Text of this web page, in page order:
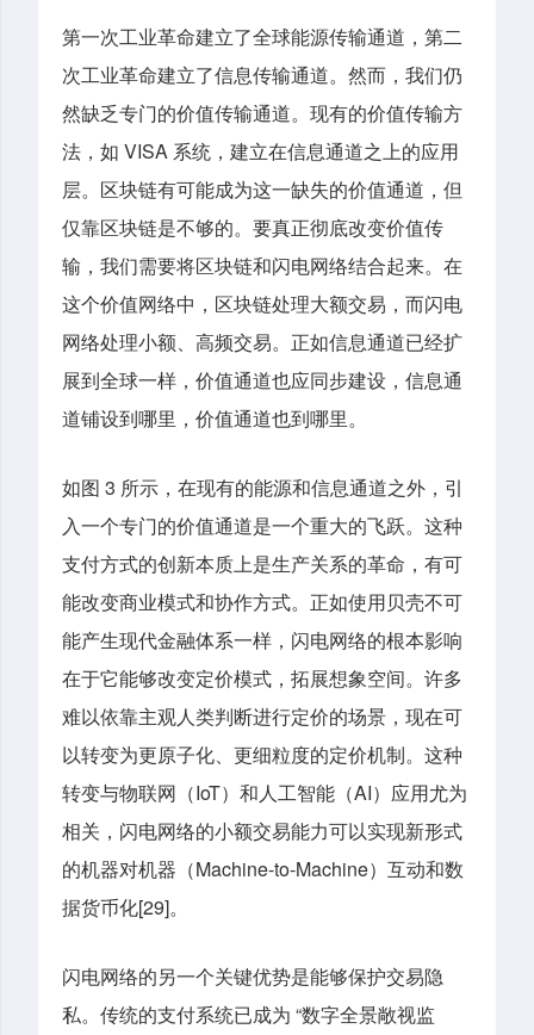
第一次工业革命建立了全球能源传输通道，第二
次工业革命建立了信息传输通道。然而，我们仍
然缺乏专门的价值传输通道。现有的价值传输方
法，如 VISA 系统，建立在信息通道之上的应用
层。区块链有可能成为这一缺失的价值通道，但
仅靠区块链是不够的。要真正彻底改变价值传
输，我们需要将区块链和闪电网络结合起来。在
这个价值网络中，区块链处理大额交易，而闪电
网络处理小额、高频交易。正如信息通道已经扩
展到全球一样，价值通道也应同步建设，信息通
道铺设到哪里，价值通道也到哪里。
如图 3 所示，在现有的能源和信息通道之外，引
入一个专门的价值通道是一个重大的飞跃。这种
支付方式的创新本质上是生产关系的革命，有可
能改变商业模式和协作方式。正如使用贝壳不可
能产生现代金融体系一样，闪电网络的根本影响
在于它能够改变定价模式，拓展想象空间。许多
难以依靠主观人类判断进行定价的场景，现在可
以转变为更原子化、更细粒度的定价机制。这种
转变与物联网（IoT）和人工智能（AI）应用尤为
相关，闪电网络的小额交易能力可以实现新形式
的机器对机器（Machine-to-Machine）互动和数
据货币化[29]。
闪电网络的另一个关键优势是能够保护交易隐
私。传统的支付系统已成为 “数字全景敞视监